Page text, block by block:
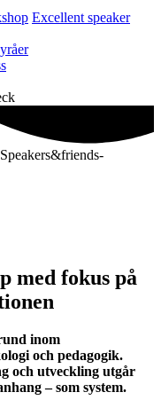
Excellent speaker
med fokus på
inom
och pedagogik.
och utveckling utgår
– som system.